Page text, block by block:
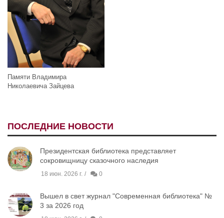
Памяти Владимира
Николаевича Зайцева
ПОСЛЕДНИЕ НОВОСТИ
Президентская библиотека представляет
сокровищницу сказочного наследия
18 июн. 2026 г. 0
Вышел в свет журнал "Современная библиотека" №
3 за 2026 год